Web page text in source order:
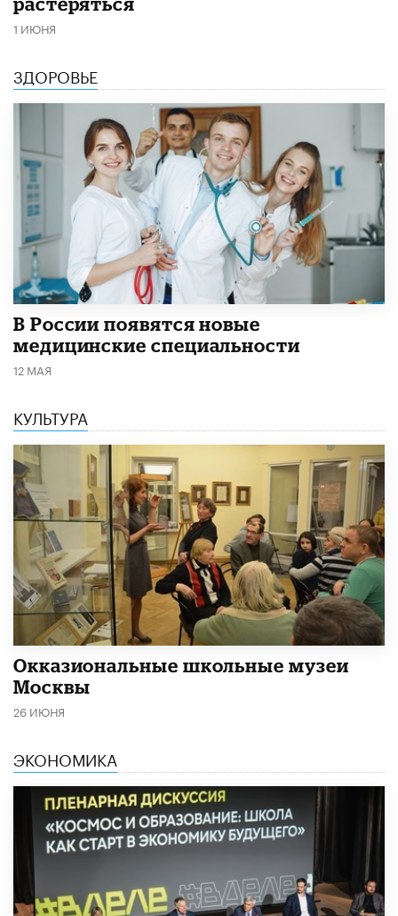
1 ИЮНЯ
ЗДОРОВЬЕ
В России появятся новые
медицинские специальности
12 МАЯ
КУЛЬТУРА
​Окказиональные школьные музеи
Москвы
26 ИЮНЯ
ЭКОНОМИКА